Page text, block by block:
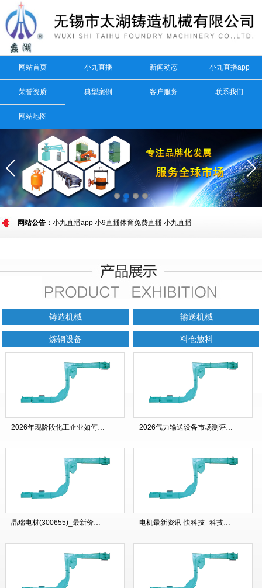
网站首页 小九直播 新闻动态 小九直播app
荣誉资质 典型案例 客户服务 联系我们
网站地图
网站公告： 小九直播app 小9直播体育免费直播 小九直播
铸造机械 输送机械
炼钢设备 料仓放料
2026年现阶段化工企业如何甄选超高的性价比的小型真空上料机 2026气力输送设备市场测评：五大服务商实力解析与选型指南
晶瑞电材(300655)_最新价格_行情_走势图—东方财富网 电机最新资讯-快科技--科技改动未来